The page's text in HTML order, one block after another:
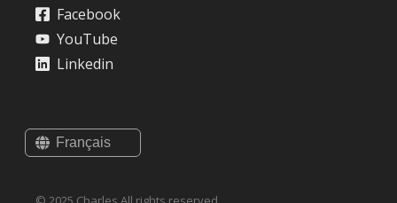
Facebook
YouTube
Linkedin